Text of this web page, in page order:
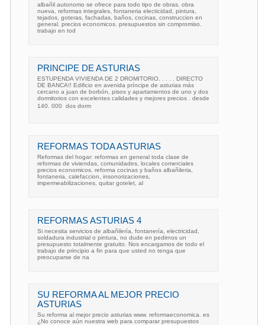
albañil autonomo se ofrece para todo tipo de obras. obra
nueva, reformas integrales, fontaneria electicidad, pintura,
tejados, goteras, fachadas, baños, cocinas, construccion en
general. precios economicos. presupuestos sin compromiso.
trabajo en tod
PRINCIPE DE ASTURIAS
ESTUPENDA VIVIENDA DE 2 DROMITORIO. . . . . DIRECTO
DE BANCA!! Edificio en avenida príncipe de asturias más
cercano a juan de borbón, pisos y apartamentos de uno y dos
dormitorios con excelentes calidades y mejores precios . desde
140. 000  dos dorm
REFORMAS TODA ASTURIAS
Reformas del hogar: reformas en general toda clase de
reformas de viviendas, comunidades, locales comerciales
precios economicos. reforma cocinas y baños albañileria,
fontaneria, calefaccion, insonorizaciones,
impermeabilizaciones, quitar gotelet, al
REFORMAS ASTURIAS 4
Si necesita servicios de albañilería, fontanería, electricidad,
soldadura industrial o pintura, no dude en pedirnos un
presupuesto totalmente gratuito. Nos encargamos de todo el
trabajo de principio a fin para que usted no tenga que
preocuparse de na
SU REFORMA AL MEJOR PRECIO
ASTURIAS
Su reforma al mejor precio asturias www. reformaeconomica. es
¿No conoce aún nuestra web para comparar presupuestos